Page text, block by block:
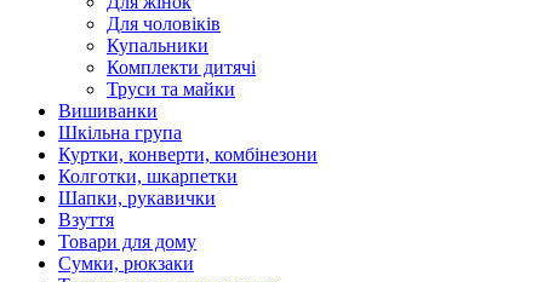
Для чоловіків
Купальники
Комплекти дитячі
Труси та майки
Вишиванки
Шкільна група
Куртки, конверти, комбінезони
Колготки, шкарпетки
Шапки, рукавички
Взуття
Товари для дому
Сумки, рюкзаки